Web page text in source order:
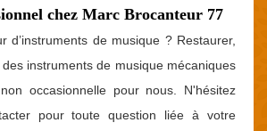
chez Marc Brocanteur 77
d’instruments de musique ? Restaurer,
instruments de musique mécaniques
occasionnelle pour nous. N'hésitez
pour toute question liée à votre